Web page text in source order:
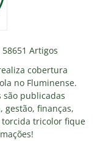
58651 Artigos
cobertura
no Fluminense.
são publicadas
finanças,
tricolor fique